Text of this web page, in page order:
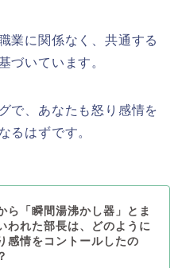
業に関係なく、共通する
づいています。
で、あなたも怒り感情を
るはずです。
ら「瞬間湯沸かし器」とま
われた部長は、どのように
感情をコントールしたの